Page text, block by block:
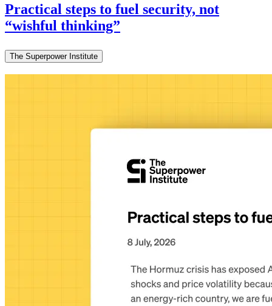
Practical steps to fuel security, not
“wishful thinking”​​​​‌ ‍ ​‍​‍‌‍ ‌ ​‍‌‍‍‌‌‍‌ ‌‍‍‌‌‍ ‍​‍​‍​ ‍‍​‍​‍‌ ​ ‌‍​‌‌‍ ‍‌‍‍‌‌ ‌​‌ ‍‌​‍ ‍‌‍‍‌‌‍ ​‍​‍​‍ ​​‍​‍‌‍‍​‌ ​‍‌‍‌‌‌‍‌‍​‍​‍​ ‍‍​‍​‍‌‍‍​‌ ‌​‌ ‌​‌ ​​​ ‍‍​‍ ​‍ ‌‍ ​‌‍ ‌‍​ ‌‍​‌‌‍ ​‌‍‍​‌‍ ‌ ​ ‌ ‌​​ ‍‍​ ​ ​ ​ ​ ​ ​ ​ ​‍ ‌‍‍‌‌‍ ‍‌ ‌​‌‍‌‌‌‍ ‍‌ ‌​​‍ ‌‍‌‌‌‍‌​‌‍‍‌‌ ‌​​‍ ‌‍ ‌‌‍ ‌‍‌​‌‍‌‌​ ‌‌ ​​‌ ​‍‌‍‌‌‌ ​ ‌‍‌‌‌‍ ‍‌ ‌​‌‍​‌‌ ‌​‌‍‍‌‌‍ ‌‍ ‍​ ‍ ‌‍‍‌‌‍‌​​ ‌​ ​‌‌‍​ ​ ‍‌‌‍​‌​ ‌ ​ ‌‌​ ‌​​ ​‌​‍ ‌‌‍‌‌‌‍​ ‌‍‌‌​ ​‌​‍ ‌​ ‌​​ ‍‌‌‍‌‍‌‍‌‌​‍ ‌‌‍​‌‌‍‌‌​ ‌‌​ ‌ ​‍ ‌‌‍​ ​ ‌‍‌‍​ ​ ‍​‌‍‌​​ ‌‌​ ​‍​ ​ ​ ‍‌​ ​‌​ ​‌​ ​‌​ ‍ ‌ ‌​‌ ‍‌‌ ​​‌‍‌‌​ ‌‌‍ ‍‌‍‌‌‌ ‌ ‌ ​ ​ ‍ ‌ ​​‌‍​‌‌ ‌​‌‍‍​​ ‌‌ ‌​‌‍‍‌‌ ‌​‌‍ ​‌‍‌‌​ ‌‍​‍‌‍​‌‌ ​ ‌‍‌‌‌‌‌‌‌ ​‍‌‍ ​​ ‌‌‍‍​‌ ‌​‌ ‌​‌ ​​​‍‌‌​ ​ ‌​​‌​‍‌‌​ ​‍‌​‌‍​‍‌‌​ ​‍‌​‌‍‌‍ ​‌‍ ‌‍​ ‌‍​‌‌‍ ​‌‍‍​‌‍ ‌ ​ ‌ ‌​​‍‌‌​ ​ ‌​​‌​ ​ ​ ​ ​ ​ ​ ​ ​‍‌‍‌‍‍‌‌‍‌​​ ‌​ ​‌‌‍​ ​ ‍‌‌‍​‌​ ‌ ​ ‌‌​ ‌​​ ​‌​‍ ‌‌‍‌‌‌‍​ ‌‍‌‌​ ​‌​‍ ‌​ ‌​​ ‍‌‌‍‌‍‌‍‌‌​‍ ‌‌‍​‌‌‍‌‌​ ‌‌​ ‌ ​‍ ‌‌‍​ ​ ‌‍‌‍​ ​ ‍​‌‍‌​​ ‌‌​ ​‍​ ​ ​ ‍‌​ ​‌​ ​‌​ ​‌​‍‌‍‌ ‌​‌ ‍‌‌ ​​‌‍‌‌​ ‌‌‍ ‍‌‍‌‌‌ ‌ ‌ ​ ​‍‌‍‌ ​​‌‍​‌‌ ‌​‌‍‍​​ ‌‌ ‌​‌‍‍‌‌ ‌​‌‍ ​‌‍‌‌​‍‌‍‌ ​​‌‍‌‌‌ ​‍‌ ​ ‌ ​​‌‍‌‌‌‍​ ‌ ‌​‌‍‍‌‌ ‌‍‌‍‌‌​ ‌‌ ​​‌ ‌‌‌‍​‍‌‍ ​‌‍‍‌‌ ​ ‌‍‍​‌‍‌‌‌‍‌​​‍​‍‌ ‌
The Superpower Institute